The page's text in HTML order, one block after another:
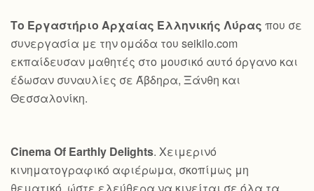
Το Εργαστήριο Αρχαίας Ελληνικής Λύρας που σε
συνεργασία με την ομάδα του seikilo.com
εκπαίδευσαν μαθητές στο μουσικό αυτό όργανο και
έδωσαν συναυλίες σε Άβδηρα, Ξάνθη και
Θεσσαλονίκη.
Cinema Of Earthly Delights. Χειμερινό
κινηματογραφικό αφιέρωμα, σκοπίμως μη